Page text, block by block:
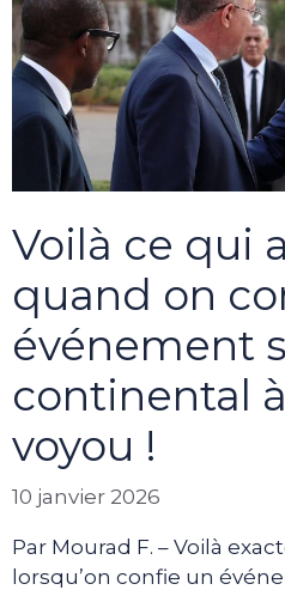
Voilà ce qui
quand on
événement
continental
voyou !
10 janvier 2026
Par Mourad F. – Voilà
lorsqu’on confie un